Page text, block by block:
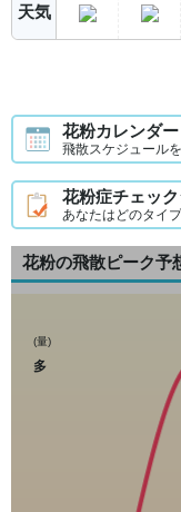
天気
花粉カレンダー
飛散スケジュール
花粉症チェック
あなたはどのタイ
花粉の飛散ピーク予
(量)
多